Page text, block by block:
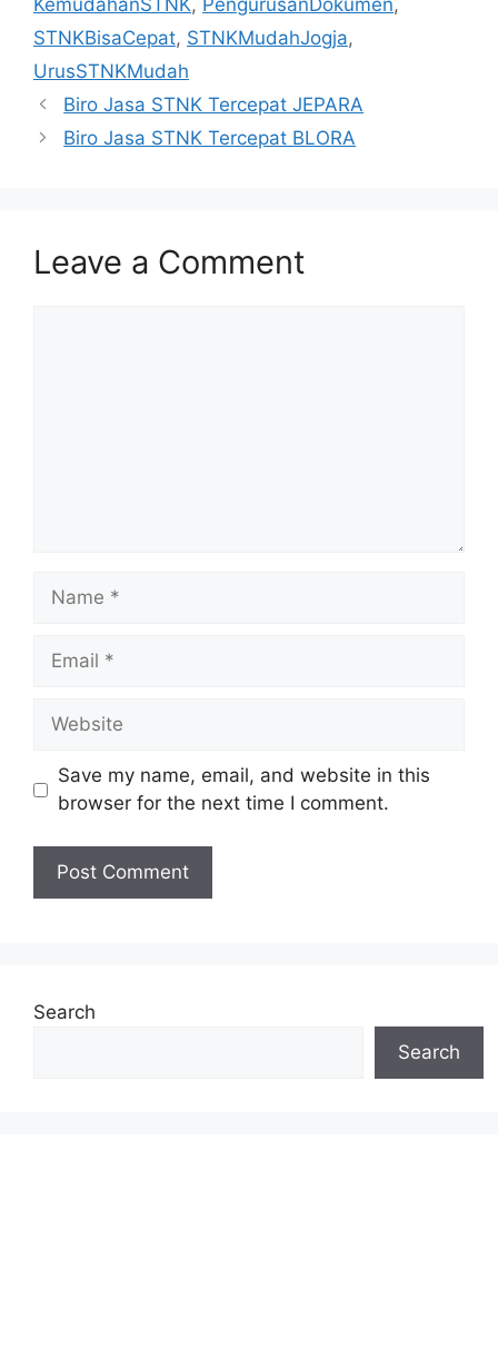
KemudahanSTNK, PengurusanDokumen,
STNKBisaCepat, STNKMudahJogja,
UrusSTNKMudah
Biro Jasa STNK Tercepat JEPARA
Biro Jasa STNK Tercepat BLORA
Leave a Comment
Name
Email
Website
Save my name, email, and website in this
browser for the next time I comment.
Search
Search